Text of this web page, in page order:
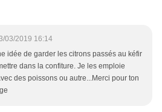
03/2019 16:14
idée de garder les citrons passés au kéfir
dans la confiture. Je les emploie
des poissons ou autre...Merci pour ton